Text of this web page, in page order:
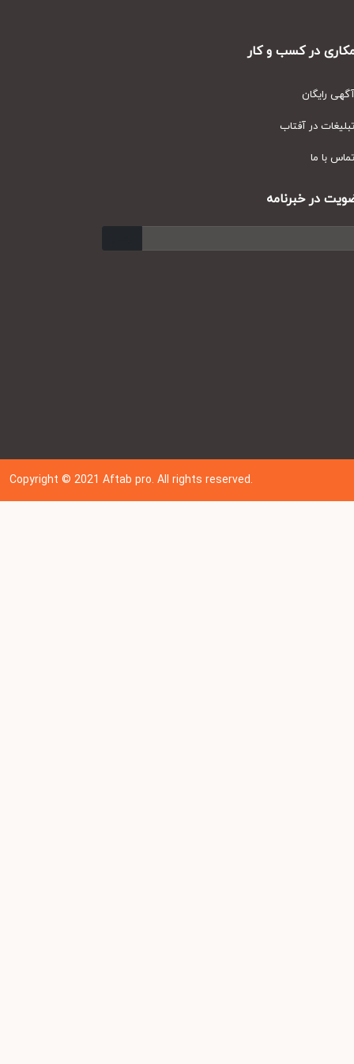
در کسب و کار
رایگان
در آفتاب
با ما
در خبرنامه
Copyright © 202 1Aftab pro. All rights reserved.